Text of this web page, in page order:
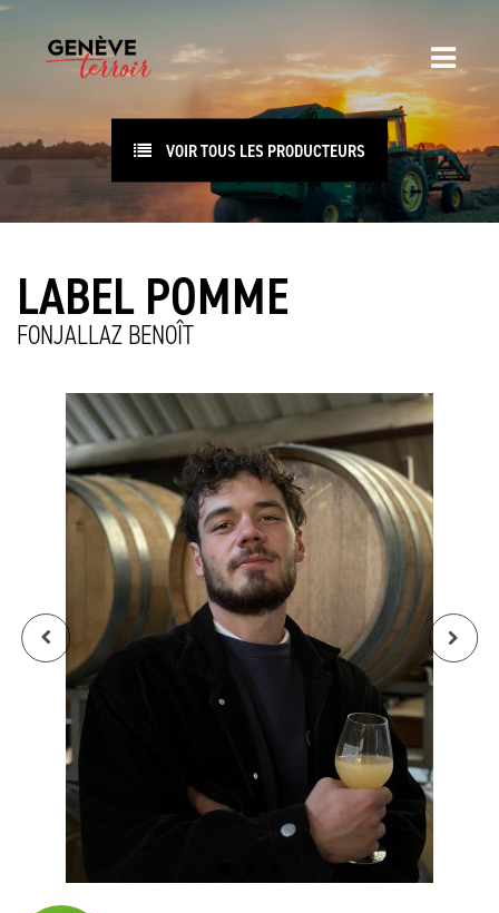
VOIR TOUS LES PRODUCTEURS
LABEL POMME
FONJALLAZ BENOÎT